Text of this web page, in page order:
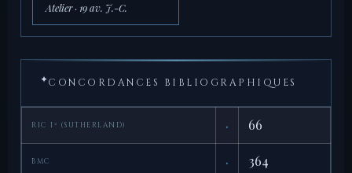
Atelier · 19 av. J.-C.
✦CONCORDANCES BIBLIOGRAPHIQUES
RIC I² (SUTHERLAND) · 66
BMC · 364